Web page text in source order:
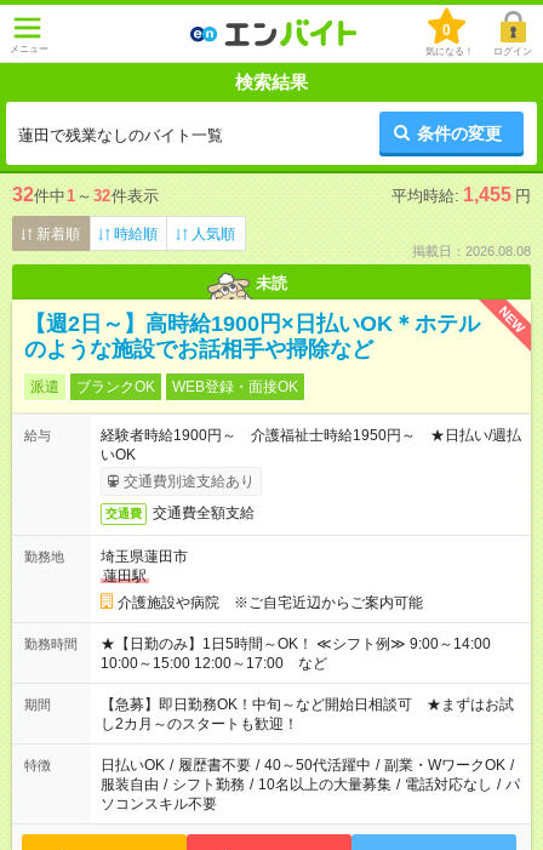
メニュー
0
気になる！ ログイン
検索結果
蓮田で残業なしのバイト一覧 条件の変更
32件中1 ～ 32件表示 平均時給: 1,455 円
新着順 時給順 人気順
掲載日：2026.08.08
未読
NEW
【週2日～】高時給1900円×日払いOK＊ホテル
のような施設でお話相手や掃除など
派遣 ブランクOK WEB登録・面接OK
給与
経験者時給1900円～ 介護福祉士時給1950円～ ★日払い/週払
いOK
交通費別途支給あり
交通費 交通費全額支給
勤務地
埼玉県蓮田市
蓮田駅
介護施設や病院 ※ご自宅近辺からご案内可能
勤務時間
★【日勤のみ】1日5時間～OK！ ≪シフト例≫ 9:00～14:00
10:00～15:00 12:00～17:00 など
期間
【急募】即日勤務OK！中旬～など開始日相談可 ★まずはお試
し2カ月～のスタートも歓迎！
特徴 日払いOK / 履歴書不要 / 40～50代活躍中 / 副業・WワークOK /
服装自由 / シフト勤務 / 10名以上の大量募集 / 電話対応なし / パ
ソコンスキル不要